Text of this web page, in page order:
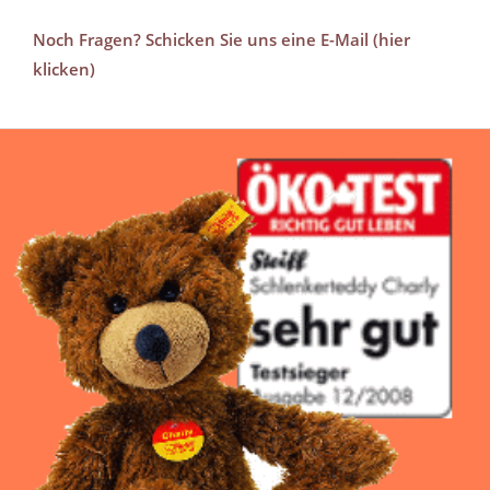
Noch Fragen? Schicken Sie uns eine E-Mail (hier
klicken)